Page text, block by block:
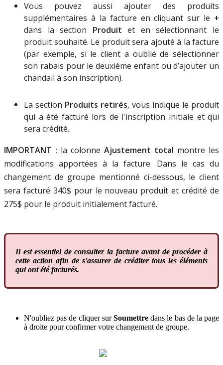
Vous pouvez aussi ajouter des
produits
supplémentaires à la facture en cliquant sur le +
dans
la section Produit et en sélectionnant le
produit souhaité. Le produit sera ajouté à la facture
(par exemple, si le client a oublié de sélectionner
son rabais pour le deuxième enfant ou d’ajouter un
chandail à son inscription).
La section Produits retirés, vous indique le produit
qui a été facturé lors de l'inscription initiale et qui
sera crédité.
IMPORTANT : la colonne Ajustement total montre les
modifications apportées à la facture. Dans le cas du
changement de groupe mentionné ci-dessous, le client
sera facturé 340$ pour le nouveau produit et crédité de
275$ pour le produit initialementfacturé.
Il est essentiel de consulter la facture avant de procéder à
cette action afin de s'assurer de créditer tous les éléments
qui ont été facturés.
N'oubliez pas de cliquer sur Soumettre dans le bas de la page
à droite pour confirmer votre changement de groupe.